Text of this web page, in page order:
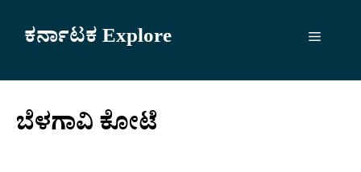
ಕರ್ನಾಟಕ Explore Menu
ಬೆಳಗಾವಿ ಕೋಟೆ